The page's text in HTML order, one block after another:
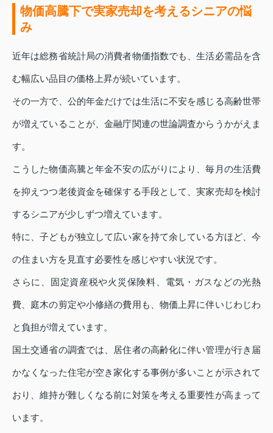
物価高騰下で実家売却を考えるシニアの悩
み
近年は総務省統計局の消費者物価指数でも、生活必需品を含
む幅広い品目の価格上昇が続いています。
その一方で、公的年金だけでは生活に不安を感じる高齢世帯
が増えていることが、金融庁関連の世論調査からうかがえま
す。
こうした物価高騰と年金不安の広がりにより、毎月の生活費
を抑えつつ老後資金を確保する手段として、実家売却を検討
するシニアが少しずつ増えています。
特に、子どもが独立して広い家を持て余している方ほど、今
の住まい方を見直す必要性を感じやすい状況です。
さらに、固定資産税や火災保険料、電気・ガスなどの光熱
費、庭木の剪定や小修繕の費用も、物価上昇に伴いじわじわ
と負担が増えています。
国土交通省の調査では、居住者の高齢化に伴い管理が行き届
かなくなった住宅が空き家化する事例が多いことが示されて
おり、維持が難しくなる前に対策を考える重要性が高まって
います。